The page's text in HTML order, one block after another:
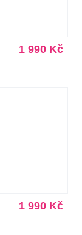
1 990 Kč
1 990 Kč